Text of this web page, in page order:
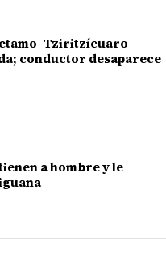
conductor desaparece
a hombre y le